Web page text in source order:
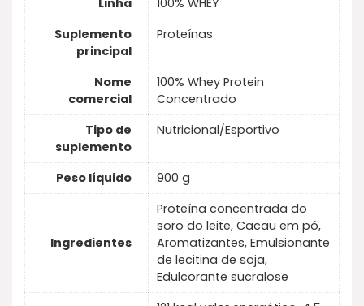
Linha
100% WHEY
Suplemento
principal
Proteínas
Nome
comercial
100% Whey Protein
Concentrado
Tipo de
suplemento
Nutricional/Esportivo
Peso líquido 900 g
Ingredientes
Proteína concentrada do
soro do leite, Cacau em pó,
Aromatizantes, Emulsionante
de lecitina de soja,
Edulcorante sucralose